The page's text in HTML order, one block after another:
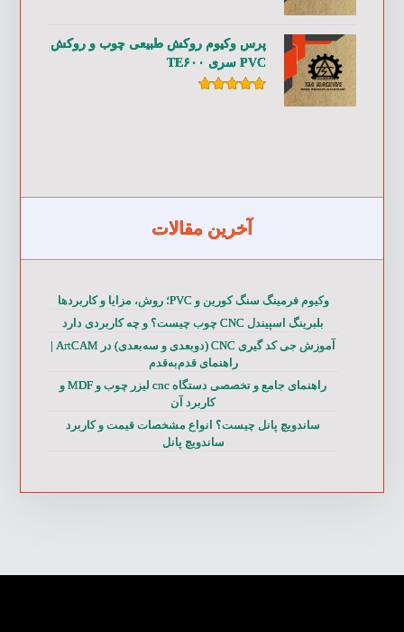
پرس وکیوم روکش طبیعی چوب و روکش
PVC سری TE۶۰۰
آخرین مقالات
وکیوم فرمینگ سنگ کورین و PVC؛ روش، مزایا و کاربردها
بلبرینگ اسپیندل CNC چوب چیست؟ و چه کاربردی دارد
آموزش جی کد گیری CNC (دوبعدی و سه‌بعدی) در ArtCAM |
راهنمای قدم‌به‌قدم
راهنمای جامع و تخصصی دستگاه cnc لیزر چوب و MDF و
کاربرد آن
ساندویچ پانل چیست؟ انواع مشخصات قیمت و کاربرد
ساندویچ پانل